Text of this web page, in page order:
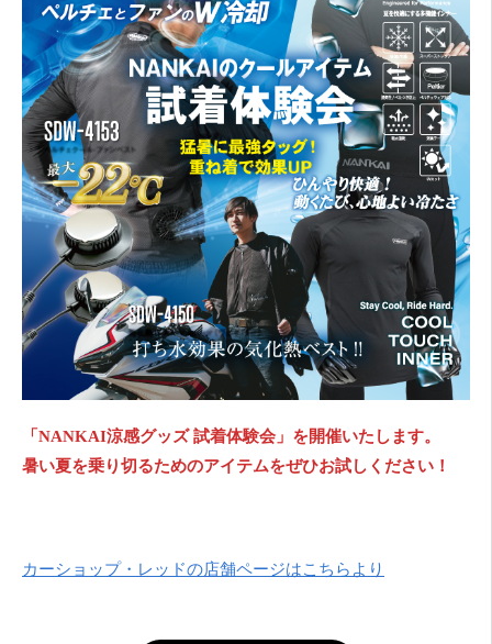
「NANKAI涼感グッズ 試着体験会」を開催いたします。
暑い夏を乗り切るためのアイテムをぜひお試しください！
カーショップ・レッドの店舗ページはこちらより